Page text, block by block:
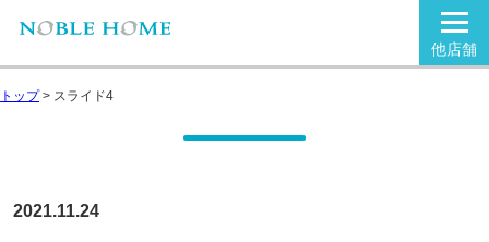
他店舗
トップ> スライド4
2021.11.24